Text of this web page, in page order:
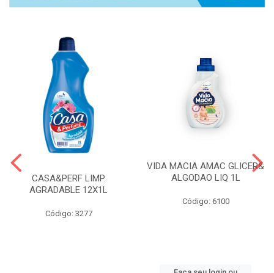
CASA&PERF LIMP.
AGRADABLE 12X1L
Código: 3277
VIDA MACIA AMAC GLICER&
ALGODAO LIQ 1L
Código: 6100